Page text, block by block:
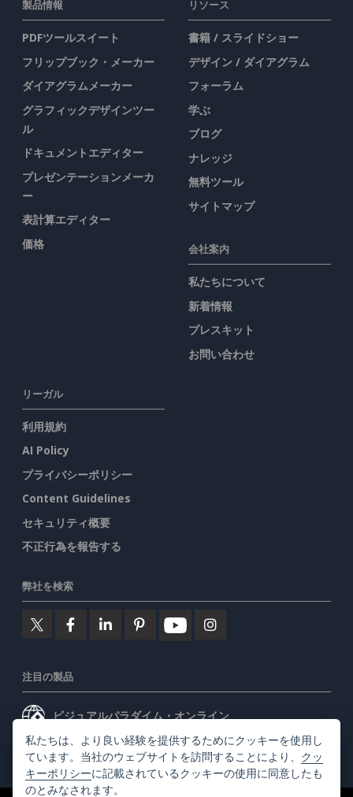
製品情報
PDFツールスイート
フリップブック・メーカー
ダイアグラムメーカー
グラフィックデザインツー
ル
ドキュメントエディター
プレゼンテーションメーカ
ー
表計算エディター
価格
リソース
書籍 / スライドショー
デザイン / ダイアグラム
フォーラム
学ぶ
ブログ
ナレッジ
無料ツール
サイトマップ
会社案内
私たちについて
新着情報
プレスキット
お問い合わせ
リーガル
利用規約
AI Policy
プライバシーポリシー
Content Guidelines
セキュリティ概要
不正行為を報告する
弊社を検索
注目の製品
ビジュアルパラダイム・オンライン
ビジュアルパラダイムデスクトップ
私たちは、より良い経験を提供するためにクッキーを使用し
ています。当社のウェブサイトを訪問することにより、 クッ
キーポリシーに記載されているクッキーの使用に同意したも
のとみなされます。